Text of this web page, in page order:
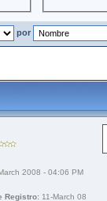
por
2008 - 04:06 PM
Registro: 11-March 08